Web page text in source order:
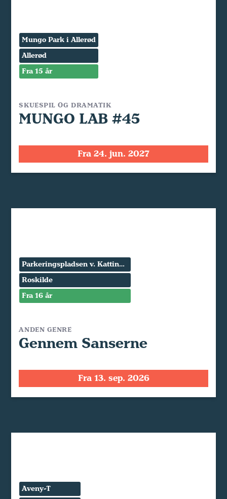
Mungo Park i Allerød
Allerød
Fra 15 år
SKUESPIL OG DRAMATIK
MUNGO LAB #45
Fra 24. jun. 2027
Parkeringspladsen v. Kattinge Værk
Roskilde
Fra 16 år
ANDEN GENRE
Gennem Sanserne
Fra 13. sep. 2026
Aveny-T